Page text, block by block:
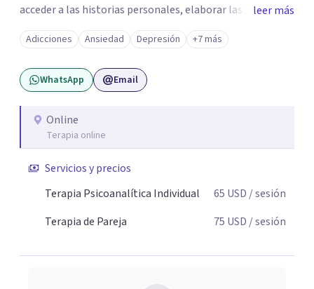
acceder a las historias personales, elaborar las
experiencias del pasado y resignificarlas, liberando su
influencia para construir un futuro con mayor libertad y
autenticidad. La terapia psicoanalítica crea un espacio de
verbalización libre y sin filtros. A través de esta
exploran las vivencias que aún condicionan el presente, se
les otorga un nuevo sentido y se transforma su impacto
claridad sobre sí mismos, reducen significativamente su
sufrimiento y alcanzan cambios profundos y duraderos en
leer más
Adicciones Ansiedad Depresión +7 más
WhatsApp Email
Online
Terapia online
Servicios y precios
Terapia Psicoanalítica Individual
65 USD / sesión
Terapia de Pareja
75 USD / sesión